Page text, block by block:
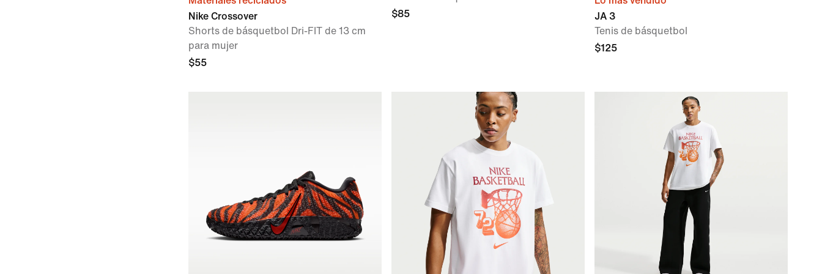
Nike Crossover
Shorts de básquetbol Dri-FIT de 13 cm
para mujer
$55
$85
JA 3
Tenis de básquetbol
$125